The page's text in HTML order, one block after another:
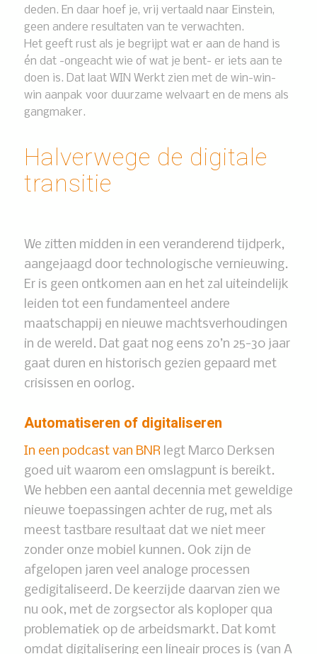
deden. En daar hoef je, vrij vertaald naar Einstein,
geen andere resultaten van te verwachten.
Het geeft rust als je begrijpt wat er aan de hand is
én dat -ongeacht wie of wat je bent- er iets aan te
doen is. Dat laat WIN Werkt zien met de win-win-
win aanpak voor duurzame welvaart en de mens als
gangmaker.
Halverwege de digitale
transitie
We zitten midden in een veranderend tijdperk,
aangejaagd door technologische vernieuwing.
Er is geen ontkomen aan en het zal uiteindelijk
leiden tot een fundamenteel andere
maatschappij en nieuwe machtsverhoudingen
in de wereld. Dat gaat nog eens zo’n 25-30 jaar
gaat duren en historisch gezien gepaard met
crisissen en oorlog.
Automatiseren of digitaliseren
In een podcast van BNR legt Marco Derksen
goed uit waarom een omslagpunt is bereikt.
We hebben een aantal decennia met geweldige
nieuwe toepassingen achter de rug, met als
meest tastbare resultaat dat we niet meer
zonder onze mobiel kunnen. Ook zijn de
afgelopen jaren veel analoge processen
gedigitaliseerd. De keerzijde daarvan zien we
nu ook, met de zorgsector als koploper qua
problematiek op de arbeidsmarkt. Dat komt
omdat digitalisering een lineair proces is (van A